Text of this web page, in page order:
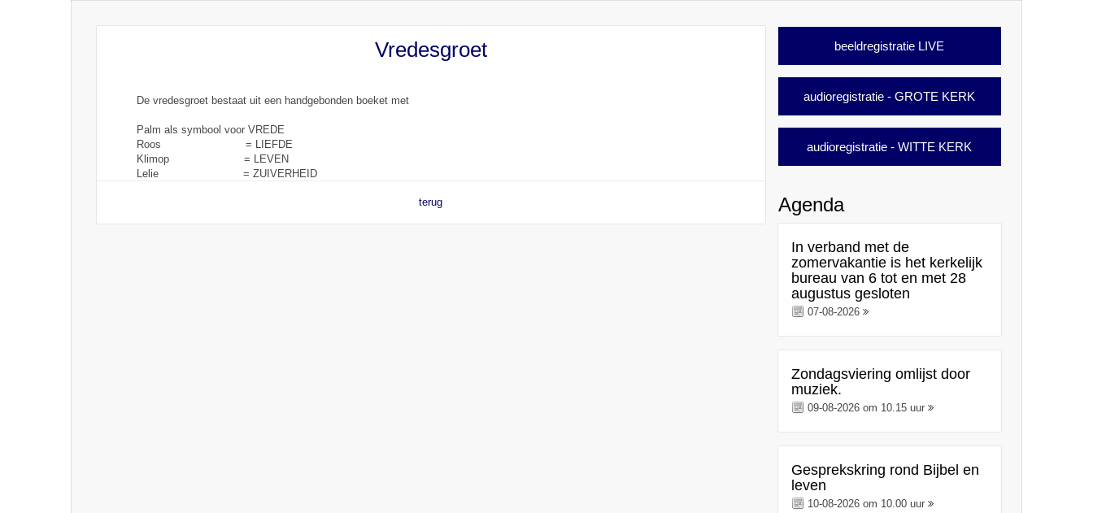
Vredesgroet
De vredesgroet bestaat uit een handgebonden boeket met
Palm als symbool voor VREDE
Roos = LIEFDE
Klimop = LEVEN
Lelie = ZUIVERHEID
terug
beeldregistratie LIVE
audioregistratie - GROTE KERK
audioregistratie - WITTE KERK
Agenda
In verband met de
zomervakantie is het kerkelijk
bureau van 6 tot en met 28
augustus gesloten
07-08-2026
Zondagsviering omlijst door
muziek.
09-08-2026 om 10.15 uur
Gesprekskring rond Bijbel en
leven
10-08-2026 om 10.00 uur